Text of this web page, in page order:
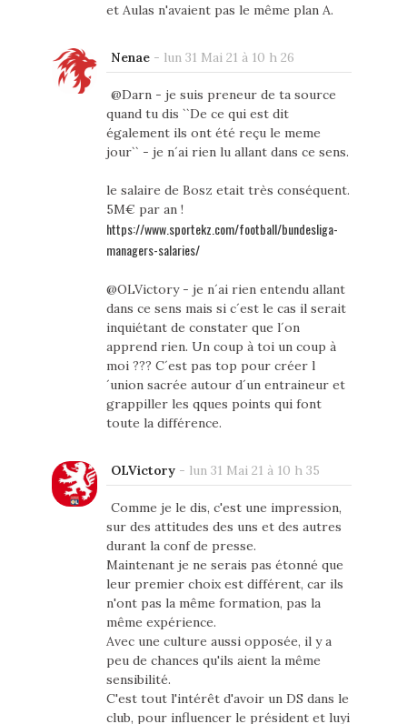
et Aulas n'avaient pas le même plan A.
Nenae- lun 31 Mai 21 à 10 h 26
@Darn - je suis preneur de ta source
quand tu dis ``De ce qui est dit
également ils ont été reçu le meme
jour`` - je n´ai rien lu allant dans ce sens.
le salaire de Bosz etait très conséquent.
5M€ par an !
https://www.sportekz.com/football/bundesliga-
managers-salaries/
@OLVictory - je n´ai rien entendu allant
dans ce sens mais si c´est le cas il serait
inquiétant de constater que l´on
apprend rien. Un coup à toi un coup à
moi ??? C´est pas top pour créer l
´union sacrée autour d´un entraineur et
grappiller les qques points qui font
toute la différence.
OLVictory- lun 31 Mai 21 à 10 h 35
Comme je le dis, c'est une impression,
sur des attitudes des uns et des autres
durant la conf de presse.
Maintenant je ne serais pas étonné que
leur premier choix est différent, car ils
n'ont pas la même formation, pas la
même expérience.
Avec une culture aussi opposée, il y a
peu de chances qu'ils aient la même
sensibilité.
C'est tout l'intérêt d'avoir un DS dans le
club, pour influencer le président et luyi